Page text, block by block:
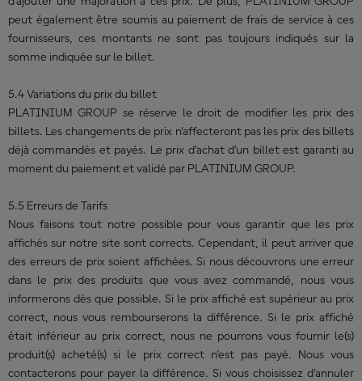
peut également être soumis au paiement de frais de service à ces
fournisseurs, ces montants ne sont pas toujours indiqués sur la
somme indiquée sur le billet.
5.4 Variations du prix du billet
PLATINIUM GROUP se réserve le droit de modifier les prix des
billets. Les changements de prix n’affecteront pas les prix des billets
déjà commandés et payés. Le prix d’achat d’un billet est garanti au
moment du paiement et validé par PLATINIUM GROUP.
5.5 Erreurs de Tarifs
Nous faisons tout notre possible pour vous garantir que les prix
affichés sur notre site sont corrects. Cependant, il peut arriver que
des erreurs de prix soient affichées. Si nous découvrons une erreur
dans le prix des produits que vous avez commandé, nous vous
informerons dès que possible. Si le prix affiché est supérieur au prix
correct, nous vous rembourserons la différence. Si le prix affiché
était inférieur au prix correct, nous ne pourrons vous fournir le(s)
produit(s) acheté(s) si le prix correct n’est pas payé. Nous vous
contacterons pour payer la différence. Si vous choisissez d’annuler